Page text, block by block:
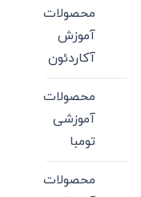
محصولات
آموزش
آکاردئون
محصولات
آموزشی
تومبا
محصولات